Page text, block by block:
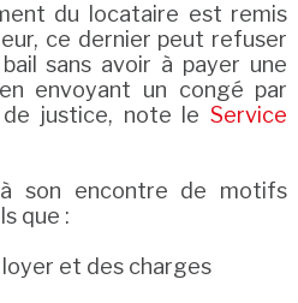
du locataire est remis
ce dernier peut refuser
sans avoir à payer une
envoyant un congé par
de justice, note leService
son encontre de motifs
que :
et des charges